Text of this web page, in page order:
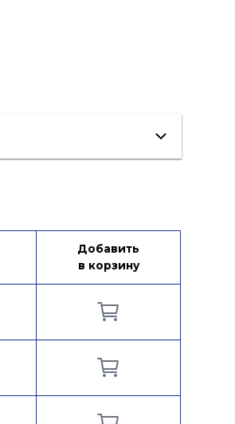
Добавить
в корзину